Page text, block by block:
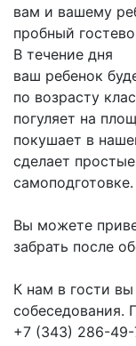
вам и вашему
пробный
В течение дня
ваш ребенок
по возрасту
погуляет на
покушает в
сделает
самоподготовке.
Вы можете
забрать после
К нам в гости
собеседования.
+7 (343) 286-